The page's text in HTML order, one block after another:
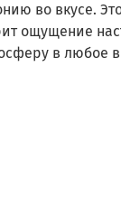
во вкусе.
ощущение
в любое